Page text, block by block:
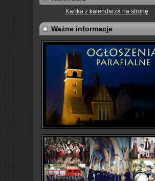
Kartka z kalendarza na stronę
Ważne informacje